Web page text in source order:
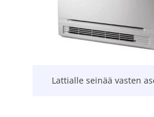
Lattialle seinää vasten